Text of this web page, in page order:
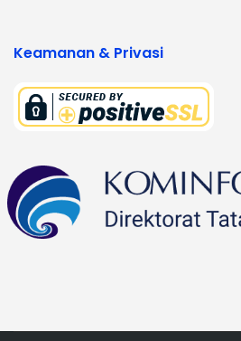
Keamanan & Privasi